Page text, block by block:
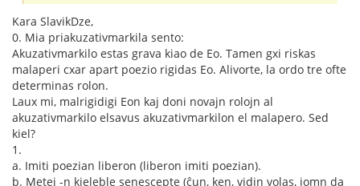
Kara SlavikDze,
0. Mia priakuzativmarkila sento:
Akuzativmarkilo estas grava kiao de Eo. Tamen gxi riskas
malaperi cxar apart poezio rigidas Eo. Alivorte, la ordo tre ofte
determinas rolon.
Laux mi, malrigidigi Eon kaj doni novajn rolojn al
akuzativmarkilo elsavus akuzativmarkilon el malapero. Sed
kiel?
1.
a. Imiti poezian liberon (liberon imiti poezian).
b. Metej -n kieleble senescepte (ĉun, ken, vidin volas, iomn da